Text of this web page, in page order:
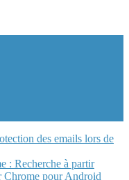
des emails lors de
: Recherche à partir
Chrome pour Android